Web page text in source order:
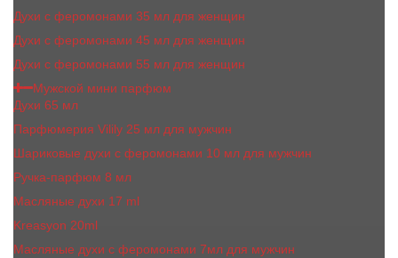
Духи с феромонами 35 мл для женщин
Духи с феромонами 45 мл для женщин
Духи с феромонами 55 мл для женщин
Мужской мини парфюм
Духи 65 мл
Парфюмерия Vilily 25 мл для мужчин
Шариковые духи с феромонами 10 мл для мужчин
Ручка-парфюм 8 мл
Масляные духи 17 ml
Kreasyon 20ml
Масляные духи c феромонами 7мл для мужчин